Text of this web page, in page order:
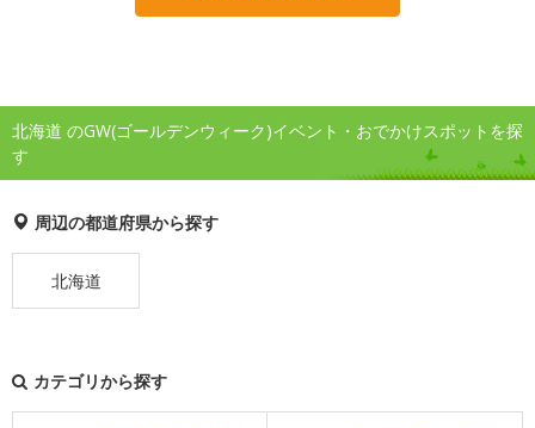
北海道 のGW(ゴールデンウィーク)イベント・おでかけスポットを探
す
周辺の都道府県から探す
北海道
カテゴリから探す